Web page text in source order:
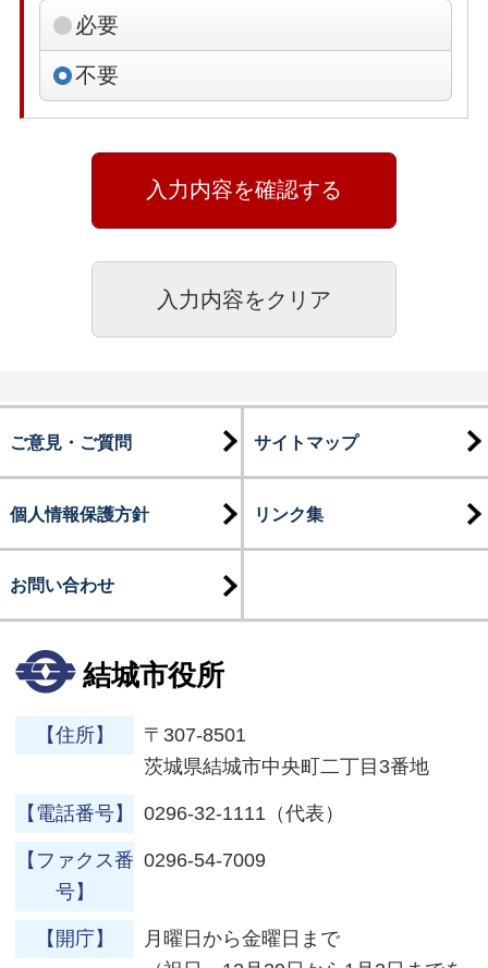
必要
不要
ご意見・ご質問 サイトマップ
個人情報保護方針 リンク集
お問い合わせ
結城市役所
【住所】
〒307-8501
茨城県結城市中央町二丁目3番地
【電話番号】 0296-32-1111（代表）
【ファクス番
号】
0296-54-7009
【開庁】
月曜日から金曜日まで